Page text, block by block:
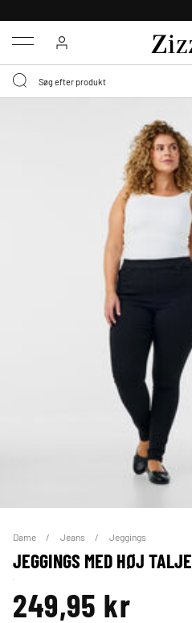
Menu
Dame Jeans Jeggings
JEGGINGS MED HØJ TALJE
249,95 kr